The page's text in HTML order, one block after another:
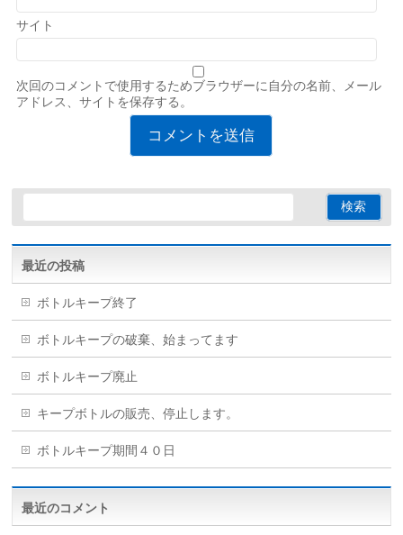
サイト
次回のコメントで使用するためブラウザーに自分の名前、メール
アドレス、サイトを保存する。
最近の投稿
ボトルキープ終了
ボトルキープの破棄、始まってます
ボトルキープ廃止
キープボトルの販売、停止します。
ボトルキープ期間４０日
最近のコメント